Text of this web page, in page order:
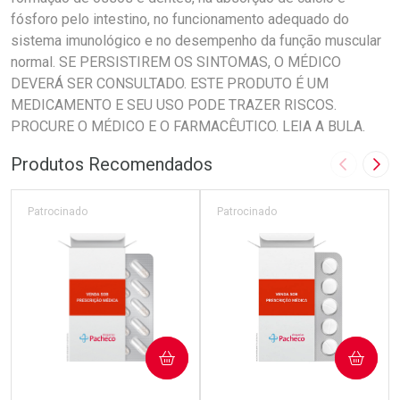
fósforo pelo intestino, no funcionamento adequado do
sistema imunológico e no desempenho da função muscular
normal. SE PERSISTIREM OS SINTOMAS, O MÉDICO
DEVERÁ SER CONSULTADO. ESTE PRODUTO É UM
MEDICAMENTO E SEU USO PODE TRAZER RISCOS.
PROCURE O MÉDICO E O FARMACÊUTICO. LEIA A BULA.
Produtos Recomendados Imagem
Patrocinado
COMPRAR
Patrocinado
COMPRAR